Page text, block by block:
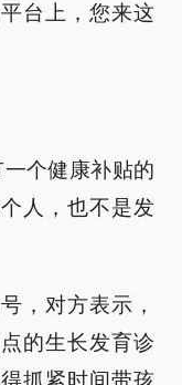
台上，您来这
个健康补贴的
人，也不是发
，对方表示，
的生长发育诊